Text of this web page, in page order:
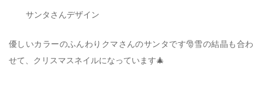
サンタさんデザイン
優しいカラーのふんわりクマさんのサンタです🎅雪の結晶も合わ
せて、クリスマスネイルになっています🎄